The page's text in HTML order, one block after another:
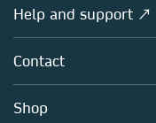
Policies
Licensing
Blog
Overview
About us
Careers
Help and support ↗
Contact
Shop